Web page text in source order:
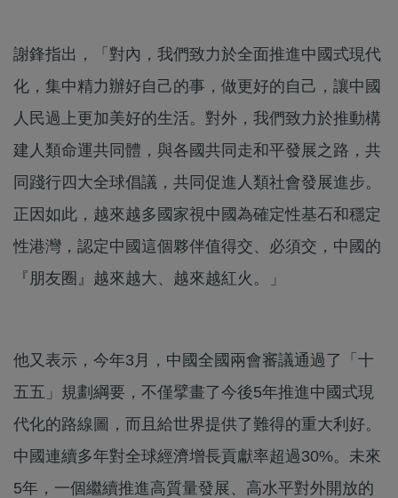
謝鋒指出，「對內，我們致力於全面推進中國式現代
化，集中精力辦好自己的事，做更好的自己，讓中國
人民過上更加美好的生活。對外，我們致力於推動構
建人類命運共同體，與各國共同走和平發展之路，共
同踐行四大全球倡議，共同促進人類社會發展進步。
正因如此，越來越多國家視中國為確定性基石和穩定
性港灣，認定中國這個夥伴值得交、必須交，中國的
『朋友圈』越來越大、越來越紅火。」
他又表示，今年3月，中國全國兩會審議通過了「十
五五」規劃綱要，不僅擘畫了今後5年推進中國式現
代化的路線圖，而且給世界提供了難得的重大利好。
中國連續多年對全球經濟增長貢獻率超過30%。未來
5年，一個繼續推進高質量發展、高水平對外開放的